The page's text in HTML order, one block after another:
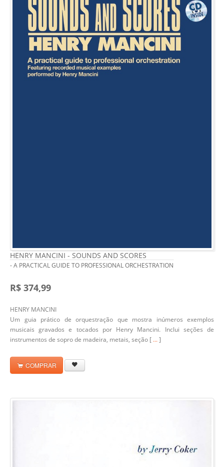
HENRY MANCINI - SOUNDS AND SCORES
- A PRACTICAL GUIDE TO PROFESSIONAL ORCHESTRATION
R$ 374,99
HENRY MANCINI
Um guia prático de orquestração que mostra inúmeros exemplos
musicais gravados e tocados por Henry Mancini. Inclui seções de
instrumentos de sopro de madeira, metais, seção [ ...]
COMPRAR